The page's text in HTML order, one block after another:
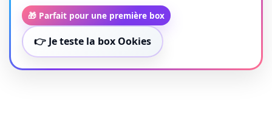
🎁 Parfait pour une première box
👉 Je teste la box Ookies